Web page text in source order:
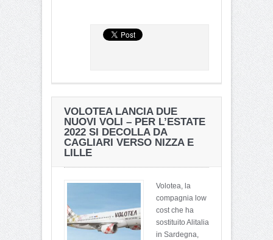
VOLOTEA LANCIA DUE
NUOVI VOLI – PER L’ESTATE
2022 SI DECOLLA DA
CAGLIARI VERSO NIZZA E
LILLE
Volotea, la
compagnia low
cost che ha
sostituito Alitalia
in Sardegna,